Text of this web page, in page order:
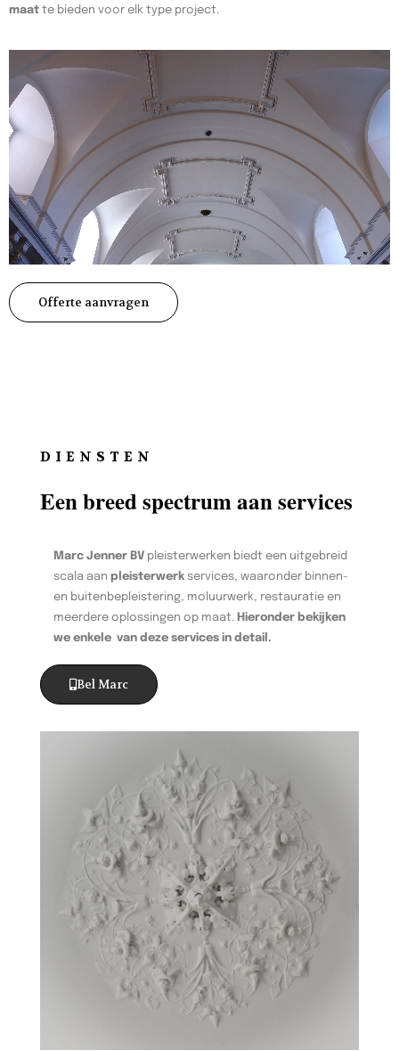
maat te bieden voor elk type project.
Offerte aanvragen
DIENSTEN
Een breed spectrum aan services
Marc Jenner BV pleisterwerken biedt een uitgebreid
scala aan pleisterwerk services, waaronder binnen-
en buitenbepleistering, moluurwerk, restauratie en
meerdere oplossingen op maat. Hieronder bekijken
we enkele van deze services in detail.
Bel Marc